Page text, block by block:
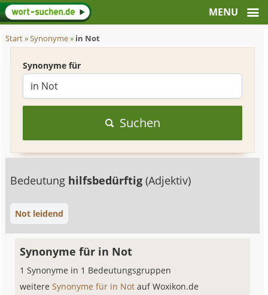
Start»Synonyme» in Not
Synonyme für
Suchen
Bedeutung hilfsbedürftig(Adjektiv)
Not leidend
Synonyme für in Not
1 Synonyme in 1 Bedeutungsgruppen
weitereSynonyme für in Notauf Woxikon.de